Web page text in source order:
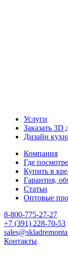
Услуги
Заказать 3D
Дизайн
Компания
Где
Купить в
Гарантия,
Статьи
Оптовые
8-800-775-27-27
+7 (391) 228-70-53
Контакты